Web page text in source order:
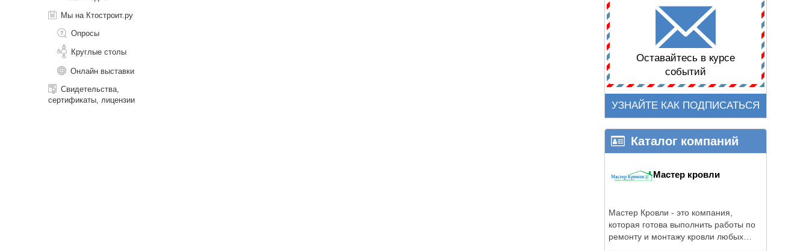
Мы на Ктостроит.ру
Опросы
Круглые столы
Онлайн выставки
Свидетельства,
сертификаты, лицензии
Оставайтесь в курсе
событий
УЗНАЙТЕ КАК ПОДПИСАТЬСЯ
Каталог компаний
Мастер кровли
Мастер Кровли - это компания,
которая готова выполнить работы по
ремонту и монтажу кровли любых